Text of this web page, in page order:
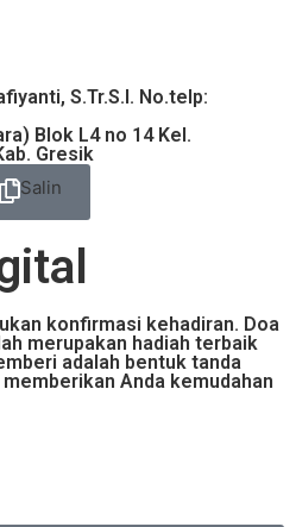
S.Tr.S.I. No.telp:
Blok L4 no 14 Kel.
Gresik
Salin
konfirmasi kehadiran. Doa
merupakan hadiah terbaik
adalah bentuk tanda
Anda kemudahan